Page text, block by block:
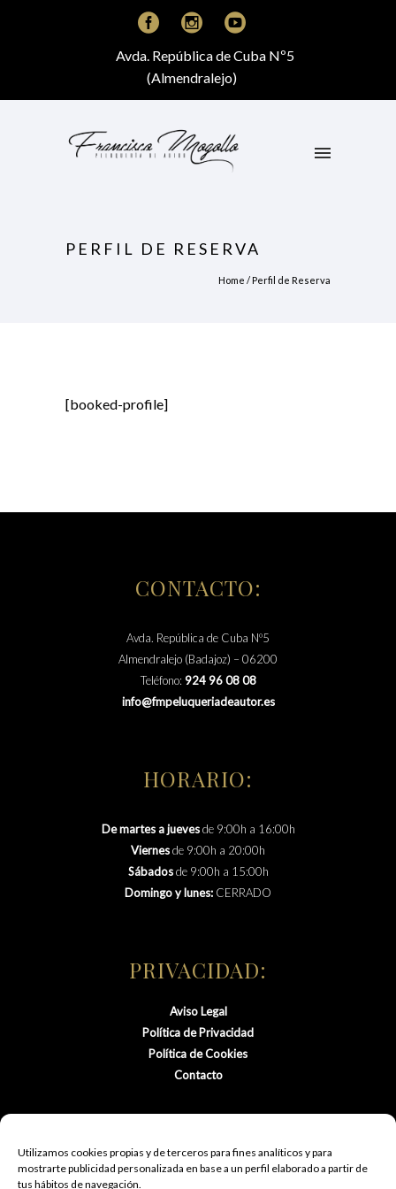
Utilizamos cookies propias y de terceros para fines analíticos y para
mostrarte publicidad personalizada en base a un perfil elaborado a partir de
tus hábitos de navegación.
Avda. República de Cuba Nº5
(Almendralejo)
PERFIL DE RESERVA
Home /Perfil de Reserva
[booked-profile]
CONTACTO:
Avda. República de Cuba Nº5
Almendralejo (Badajoz) – 06200
Teléfono: 924 96 08 08
info@fmpeluqueriadeautor.es
HORARIO:
De martes a juevesde 9:00h a 16:00h
Viernesde 9:00h a 20:00h
Sábadosde 9:00h a 15:00h
Domingo y lunes: CERRADO
PRIVACIDAD:
Aviso Legal
Política de Privacidad
Política de Cookies
Contacto